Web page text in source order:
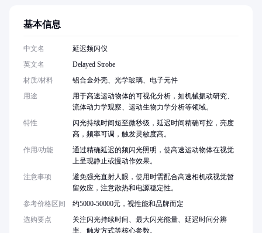
基本信息
中文名
延迟频闪仪
英文名
Delayed Strobe
材质/材料
铝合金外壳、光学玻璃、电子元件
用途
用于高速运动物体的可视化分析，如机械振动研究、
流体动力学观察、运动生物力学分析等领域。
特性
闪光持续时间短至微秒级，延迟时间精确可控，亮度
高，频率可调，触发灵敏度高。
作用/功能
通过精确延迟的频闪光照明，使高速运动物体在视觉
上呈现静止或慢动作效果。
注意事项
避免强光直射人眼，使用时需配合高速相机或视觉暂
留效应，注意散热和电源稳定性。
参考价格区间
约5000-50000元，视性能和品牌而定
选购要点
关注闪光持续时间、最大闪光能量、延迟时间分辨
率、触发方式等核心参数。